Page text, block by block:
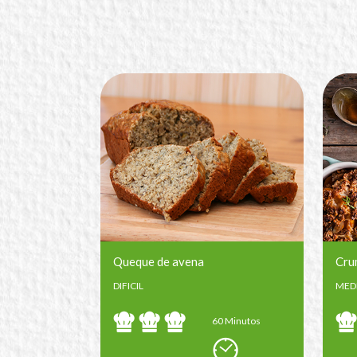
Queque de avena
DIFICIL
60 Minutos